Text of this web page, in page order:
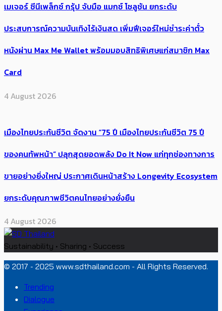
เมเจอร์ ซีนีเพล็กซ์ กรุ้ป จับมือ แมกซ์ โซลูชัน ยกระดับ
ประสบการณ์ความบันเทิงไร้เงินสด เพิ่มฟีเจอร์ใหม่ชำระค่าตั๋ว
หนังผ่าน Max Me Wallet พร้อมมอบสิทธิพิเศษแก่สมาชิก Max
Card
4 August 2026
เมืองไทยประกันชีวิต จัดงาน “75 ปี เมืองไทยประกันชีวิต 75 ปี
ของคนทัพหน้า” ปลุกสุดยอดพลัง Do It Now แก่ทุกช่องทางการ
ขายอย่างยิ่งใหญ่ ประกาศเดินหน้าสร้าง Longevity Ecosystem
ยกระดับคุณภาพชีวิตคนไทยอย่างยั่งยืน
4 August 2026
Sustainability • Sharing • Success
© 2017 - 2025 www.sdthailand.com - All Rights Reserved.
Trending
Dialogue